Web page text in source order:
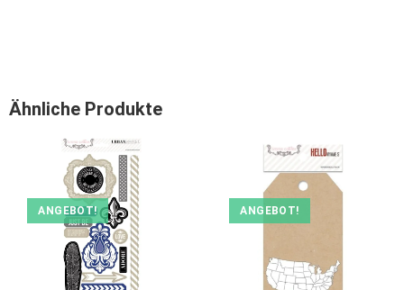
Ähnliche Produkte
ANGEBOT! ANGEBOT!